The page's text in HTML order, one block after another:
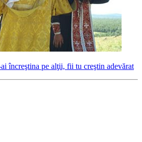
încreştina pe alţii, fii tu creştin adevărat